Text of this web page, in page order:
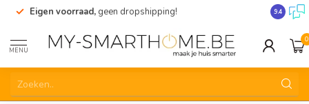
Eigen voorraad, geen dropshipping! 9.4
MENU
0